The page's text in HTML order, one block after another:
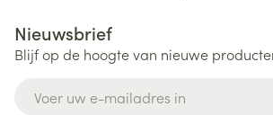
Nieuwsbrief
Blijf op de hoogte van nieuwe